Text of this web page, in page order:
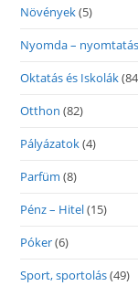
Növények(5)
Nyomda – nyomtatás
Oktatás és Iskolák
Otthon (82)
Pályázatok(4)
Parfüm (8)
Pénz – Hitel(15)
Póker(6)
Sport, sportolás(49)